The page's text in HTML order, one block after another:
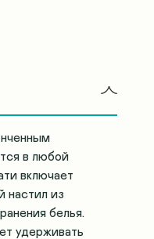
в любой
включает
настил из
белья.
удерживать